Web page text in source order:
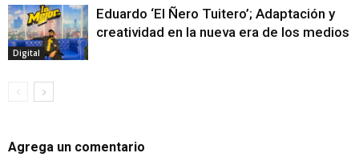
Digital
Eduardo ‘El Ñero Tuitero’; Adaptación y
creatividad en la nueva era de los medios
Agrega un comentario